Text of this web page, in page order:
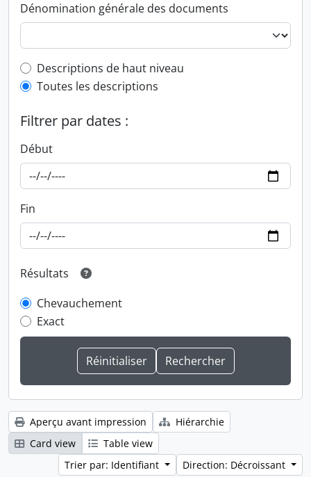
Dénomination générale des documents
Top-level description filter
Descriptions de haut niveau
Toutes les descriptions
Filtrer par dates :
Début
Fin
Résultats
Chevauchement
Exact
Aperçu avant impression
Hiérarchie
Card view
Table view
Trier par: Identifiant
Direction: Décroissant